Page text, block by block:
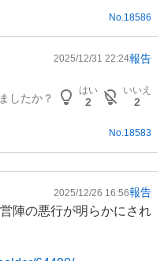
No.18586
2025/12/31 22:24報告
したか？
はい
2
いいえ
2
No. 18583
2025/12/26 16:56報告
陣の悪行が明らかにされ